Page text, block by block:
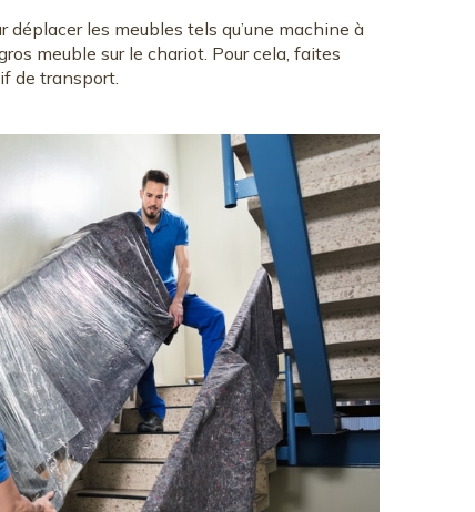
les meubles tels qu’une machine à
meuble sur le chariot. Pour cela, faites
de transport.